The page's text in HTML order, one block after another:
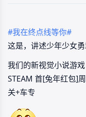
#我在终点线等你#
这是，讲述少年少女
我们的新视觉小说游
STEAM 首[兔年红包]
关+车专